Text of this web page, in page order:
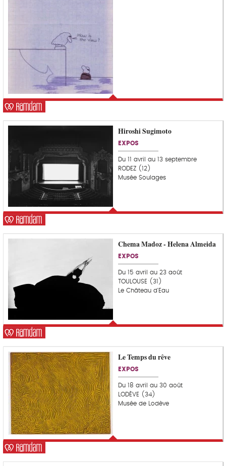
c
o
u
r
Hiroshi Sugimoto
EXPOS
Du 11 avril au 13 septembre
RODEZ (12)
Musée Soulages
u
r
Chema Madoz - Helena Almeida
EXPOS
Du 15 avril au 23 août
TOULOUSE (31)
Le Château d'Eau
C
o
d
o
r
Le Temps du rêve
EXPOS
Du 18 avril au 30 août
LODÈVE (34)
Musée de Lodève